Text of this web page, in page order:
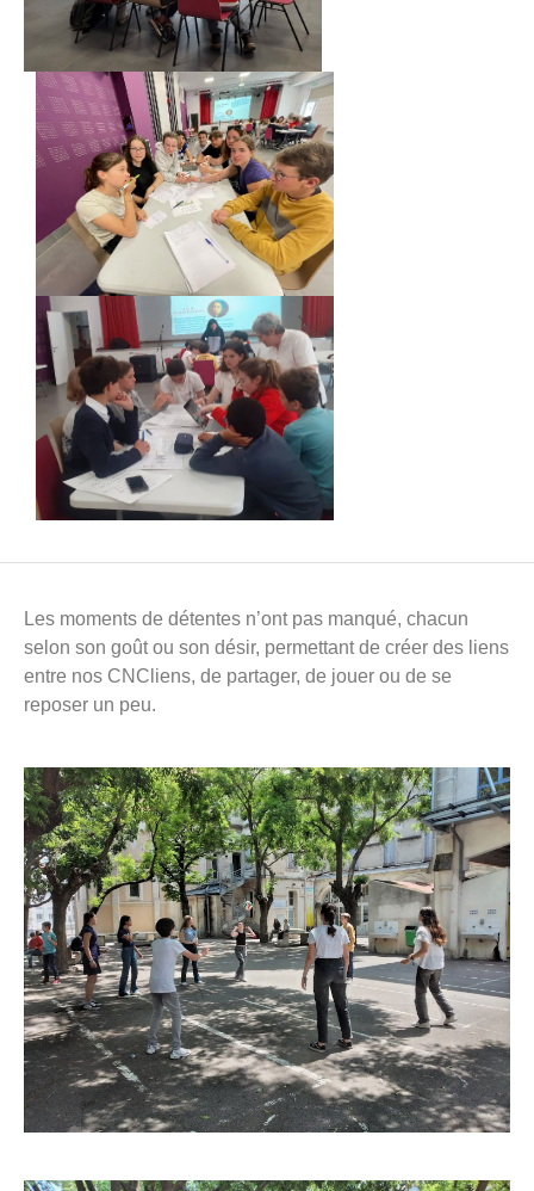
Les moments de détentes n’ont pas manqué, chacun
selon son goût ou son désir, permettant de créer des liens
entre nos CNCliens, de partager, de jouer ou de se
reposer un peu.